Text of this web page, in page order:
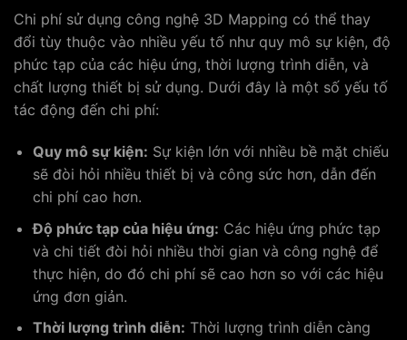
Chi phí sử dụng công nghệ 3D Mapping có thể thay
đổi tùy thuộc vào nhiều yếu tố như quy mô sự kiện, độ
phức tạp của các hiệu ứng, thời lượng trình diễn, và
chất lượng thiết bị sử dụng. Dưới đây là một số yếu tố
tác động đến chi phí:
Quy mô sự kiện: Sự kiện lớn với nhiều bề mặt chiếu
sẽ đòi hỏi nhiều thiết bị và công sức hơn, dẫn đến
chi phí cao hơn.
Độ phức tạp của hiệu ứng: Các hiệu ứng phức tạp
và chi tiết đòi hỏi nhiều thời gian và công nghệ để
thực hiện, do đó chi phí sẽ cao hơn so với các hiệu
ứng đơn giản.
Thời lượng trình diễn: Thời lượng trình diễn càng